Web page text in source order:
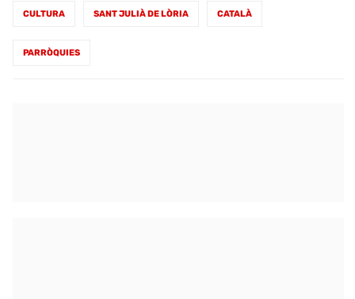
CULTURA SANT JULIÀ DE LÒRIA CATALÀ
PARRÒQUIES